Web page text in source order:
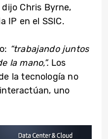
dijo Chris Byrne,
IP en el SSIC.
“trabajando juntos
la mano,”.Los
la tecnología no
uno